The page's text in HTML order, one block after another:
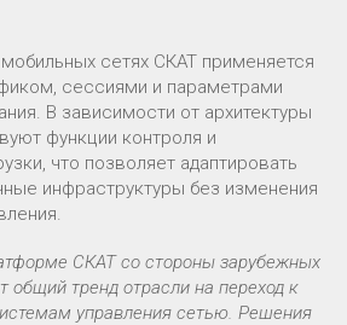
сетях СКАТ применяется
сессиями и параметрами
В зависимости от архитектуры
функции контроля и
что позволяет адаптировать
инфраструктуры без изменения
СКАТ со стороны зарубежных
общий тренд отрасли на переход к
управления сетью. Решения